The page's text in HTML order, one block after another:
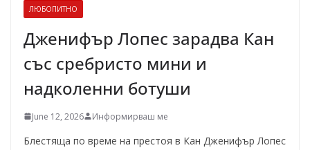
ЛЮБОПИТНО
Дженифър Лопес зарадва Кан
със сребристо мини и
надколенни ботуши
June 12, 2026 Информирваш ме
Блестяща по време на престоя в Кан Дженифър Лопес